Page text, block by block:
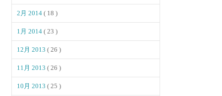
2月 2014( 18 )
1月 2014( 23 )
12月 2013( 26 )
11月 2013( 26 )
10月 2013( 25 )